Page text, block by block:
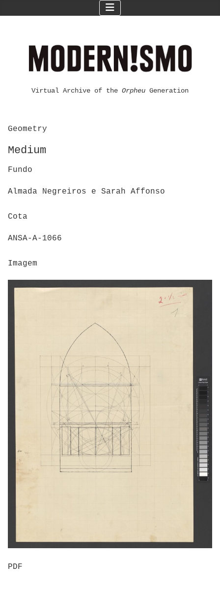
Virtual Archive of the Orpheu Generation
Geometry
Medium
Fundo
Almada Negreiros e Sarah Affonso
Cota
ANSA-A-1066
Imagem
PDF